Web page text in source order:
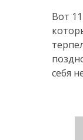
Вот
себя